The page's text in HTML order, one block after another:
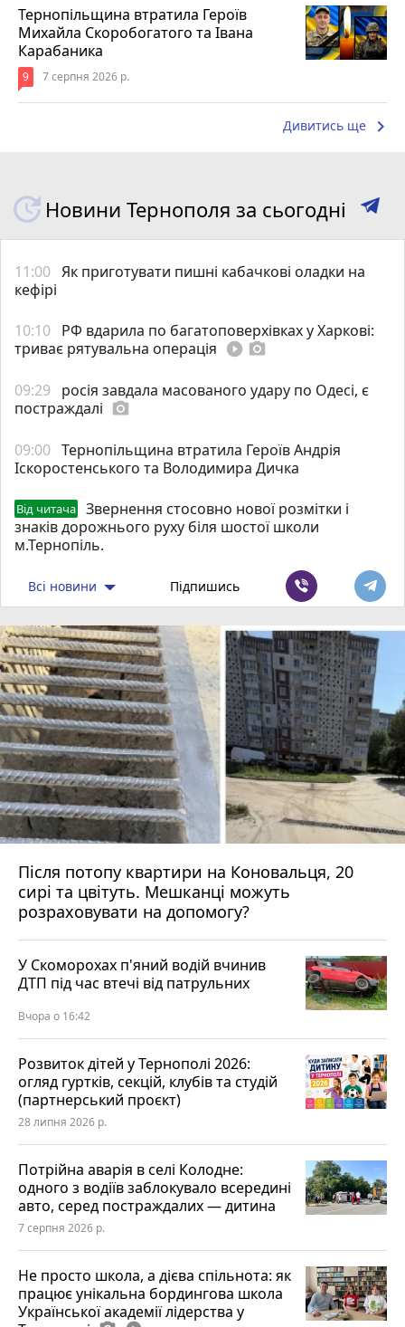
Тернопільщина втратила Героїв
Михайла Скоробогатого та Івана
Карабаника
9 7 серпня 2026 р.
Дивитись ще keyboard_arrow_right
Новини Тернополя за сьогодні
11:00 Як приготувати пишні кабачкові оладки на
кефірі
10:10 РФ вдарила по багатоповерхівках у Харкові:
триває рятувальна операція play_circle_filled photo_camera
09:29
росія завдала масованого удару по Одесі, є
постраждалі photo_camera
09:00 Тернопільщина втратила Героїв Андрія
Іскоростенського та Володимира Дичка
Від читача
Звернення стосовно нової розмітки і
знаків дорожнього руху біля шостої школи
м.Тернопіль.
Всі новини Підпишись
Після потопу квартири на Коновальця, 20
сирі та цвітуть. Мешканці можуть
розраховувати на допомогу?
У Скоморохах п'яний водій вчинив
ДТП під час втечі від патрульних
Вчора о 16:42
Розвиток дітей у Тернополі 2026:
огляд гуртків, секцій, клубів та студій
(партнерський проєкт)
28 липня 2026 р.
Потрійна аварія в селі Колодне:
одного з водіїв заблокувало всередині
авто, серед постраждалих — дитина
7 серпня 2026 р.
Не просто школа, а дієва спільнота: як
працює унікальна бордингова школа
Української академії лідерства у